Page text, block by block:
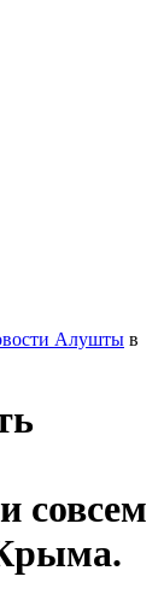
Алушты в
совсем